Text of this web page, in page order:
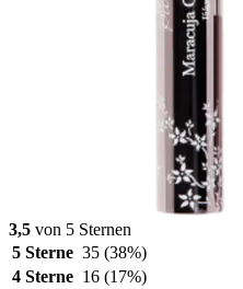
3,5 von 5 Sternen
5 Sterne 35 (38%)
4 Sterne 16 (17%)